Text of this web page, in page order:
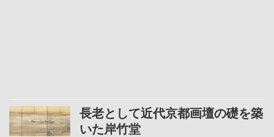
長老として近代京都画壇の礎を築
いた岸竹堂